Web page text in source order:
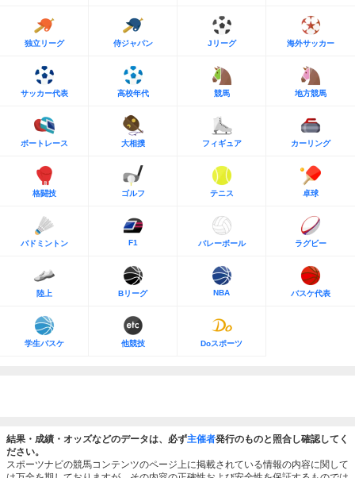
独立リーグ 侍ジャパン Jリーグ 海外サッカー
サッカー代表 高校年代 競馬 地方競馬
ボートレース 大相撲 フィギュア カーリング
格闘技 ゴルフ テニス 卓球
バドミントン F1 バレーボール ラグビー
陸上 Bリーグ NBA バスケ代表
学生バスケ 他競技 Doスポーツ
結果・成績・オッズなどのデータは、必ず主催者発行のものと照合し確認してく
ださい。
スポーツナビの競馬コンテンツのページ上に掲載されている情報の内容に関して